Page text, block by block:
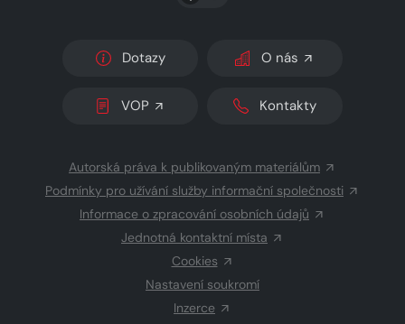
Dotazy O nás
VOP Kontakty
Autorská práva k publikovaným materiálům
Podmínky pro užívání služby informační společnosti
Informace o zpracování osobních údajů
Jednotná kontaktní místa
Cookies
Nastavení soukromí
Inzerce